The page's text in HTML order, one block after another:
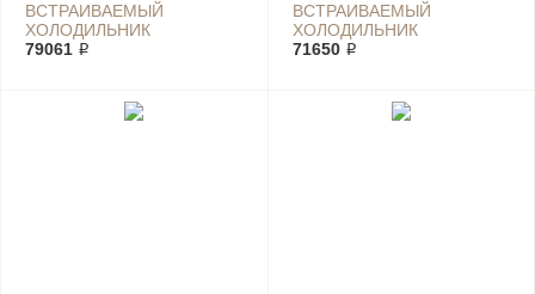
ВСТРАИВАЕМЫЙ
ХОЛОДИЛЬНИК
ELECTROLUX ERG 2917
79061 ₽
ВСТРАИВАЕМЫЙ
ХОЛОДИЛЬНИК
ELECTROLUX ERG 29700
71650 ₽